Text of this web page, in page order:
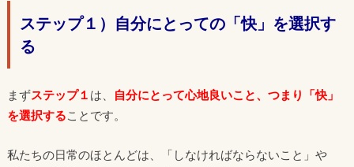
ステップ１）自分にとっての「快」を選択す
る
まずステップ１ は、
自分にとって心地良いこと、つまり「快」
を選択することです。
私たちの日常のほとんどは、「しなければならないこと」や